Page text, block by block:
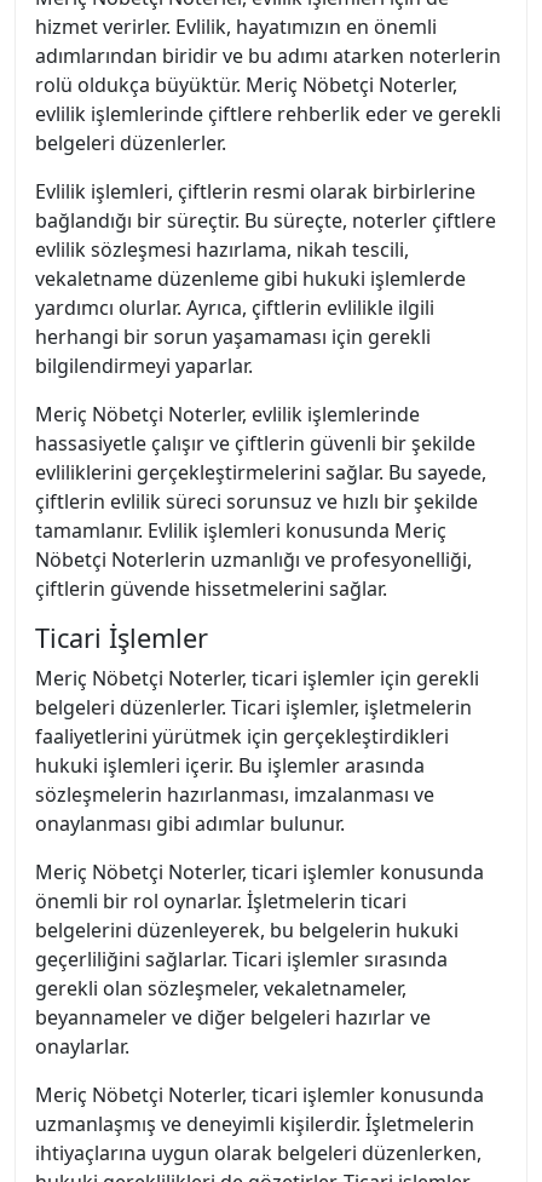
hizmet verirler. Evlilik, hayatımızın en önemli
adımlarından biridir ve bu adımı atarken noterlerin
rolü oldukça büyüktür. Meriç Nöbetçi Noterler,
evlilik işlemlerinde çiftlere rehberlik eder ve gerekli
belgeleri düzenlerler.
Evlilik işlemleri, çiftlerin resmi olarak birbirlerine
bağlandığı bir süreçtir. Bu süreçte, noterler çiftlere
evlilik sözleşmesi hazırlama, nikah tescili,
vekaletname düzenleme gibi hukuki işlemlerde
yardımcı olurlar. Ayrıca, çiftlerin evlilikle ilgili
herhangi bir sorun yaşamaması için gerekli
bilgilendirmeyi yaparlar.
Meriç Nöbetçi Noterler, evlilik işlemlerinde
hassasiyetle çalışır ve çiftlerin güvenli bir şekilde
evliliklerini gerçekleştirmelerini sağlar. Bu sayede,
çiftlerin evlilik süreci sorunsuz ve hızlı bir şekilde
tamamlanır. Evlilik işlemleri konusunda Meriç
Nöbetçi Noterlerin uzmanlığı ve profesyonelliği,
çiftlerin güvende hissetmelerini sağlar.
Ticari İşlemler
Meriç Nöbetçi Noterler, ticari işlemler için gerekli
belgeleri düzenlerler. Ticari işlemler, işletmelerin
faaliyetlerini yürütmek için gerçekleştirdikleri
hukuki işlemleri içerir. Bu işlemler arasında
sözleşmelerin hazırlanması, imzalanması ve
onaylanması gibi adımlar bulunur.
Meriç Nöbetçi Noterler, ticari işlemler konusunda
önemli bir rol oynarlar. İşletmelerin ticari
belgelerini düzenleyerek, bu belgelerin hukuki
geçerliliğini sağlarlar. Ticari işlemler sırasında
gerekli olan sözleşmeler, vekaletnameler,
beyannameler ve diğer belgeleri hazırlar ve
onaylarlar.
Meriç Nöbetçi Noterler, ticari işlemler konusunda
uzmanlaşmış ve deneyimli kişilerdir. İşletmelerin
ihtiyaçlarına uygun olarak belgeleri düzenlerken,